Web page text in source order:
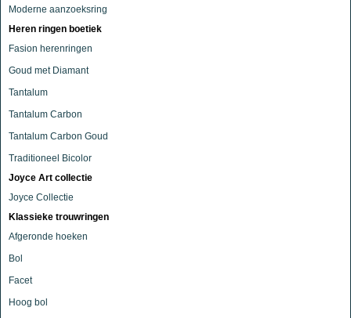
Moderne aanzoeksring
Heren ringen boetiek
Fasion herenringen
Goud met Diamant
Tantalum
Tantalum Carbon
Tantalum Carbon Goud
Traditioneel Bicolor
Joyce Art collectie
Joyce Collectie
Klassieke trouwringen
Afgeronde hoeken
Bol
Facet
Hoog bol